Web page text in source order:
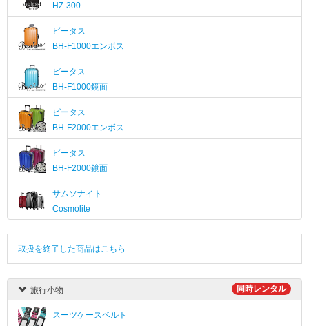
HZ-300
ビータス
BH-F1000エンボス
ビータス
BH-F1000鏡面
ビータス
BH-F2000エンボス
ビータス
BH-F2000鏡面
サムソナイト
Cosmolite
取扱を終了した商品はこちら
旅行小物 同時レンタル
スーツケースベルト